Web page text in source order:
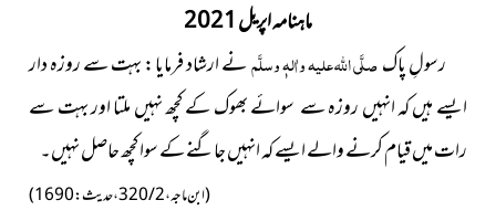
ماہنامہ اپریل 2021
رسولِ پاکصلَّی اللہ علیہ واٰلہٖ وسلَّمنے ارشاد فرمایا : بہت سے روزہ دار
ایسے ہیں کہ انہیں روزہ سےسوائے بھوککے کچھ نہیں ملتا اور بہت سے
رات میں قیام کرنے والے ایسے کہ انہیں جاگنے کے سوا کچھ حاصل نہیں۔
(ابن ماجہ ، 2 / 320 ، حدیث : 1690)